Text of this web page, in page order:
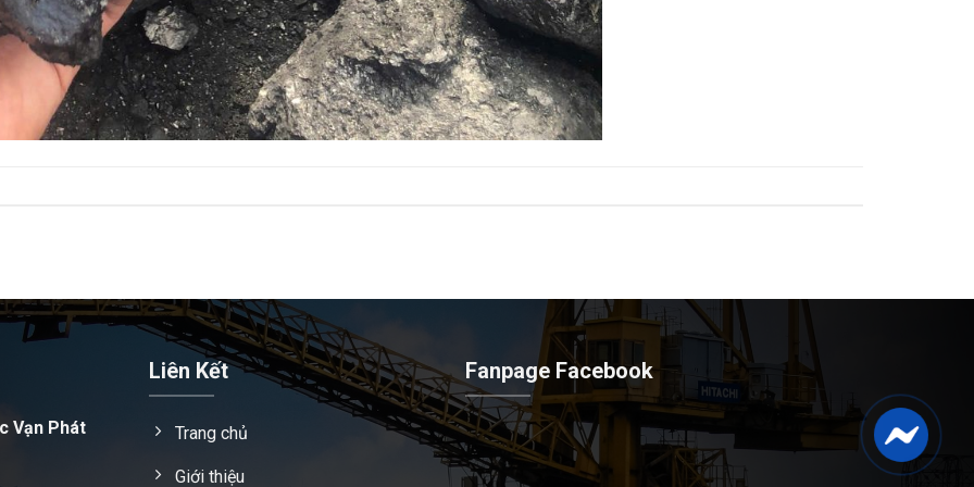
Vạn Phát
Liên Kết
Trang chủ
Giới thiệu
Fanpage Facebook